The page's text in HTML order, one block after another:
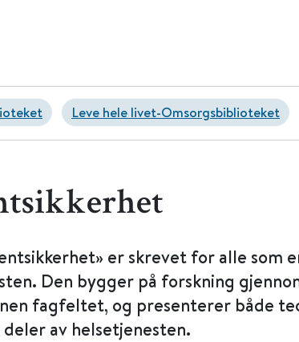
Leve hele livet-Omsorgsbiblioteket
er skrevet for alle som
Den bygger på forskning
fagfeltet, og presenterer både
deler av helsetjenesten.